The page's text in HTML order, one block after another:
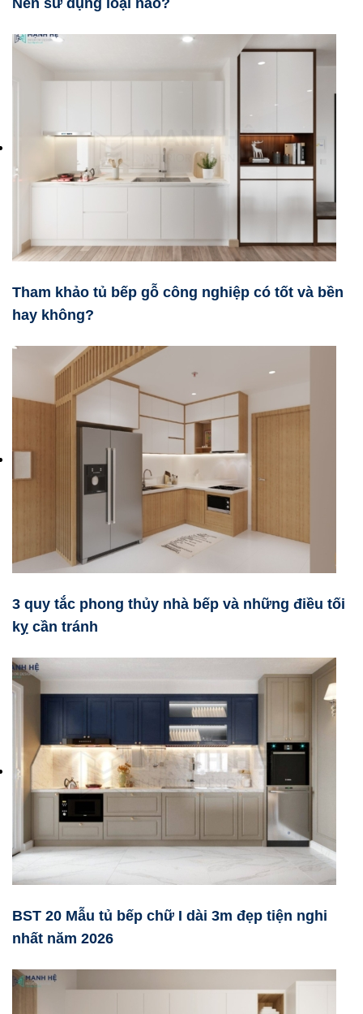
Nên sử dụng loại nào?
Tham khảo tủ bếp gỗ công nghiệp có tốt và bền
hay không?
3 quy tắc phong thủy nhà bếp và những điều tối
kỵ cần tránh
BST 20 Mẫu tủ bếp chữ I dài 3m đẹp tiện nghi
nhất năm 2026